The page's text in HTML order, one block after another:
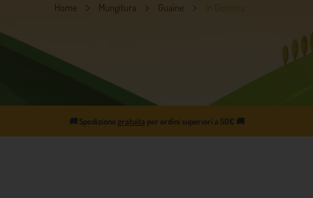
Home Mungitura Guaine
🚚 Spedizione gratuita per ordini superiori a 50€ 🚚